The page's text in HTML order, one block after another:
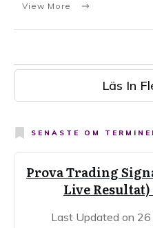
View More
Läs In
SENASTE OM
Prova Trading
Live Resultat)
Last Updated on